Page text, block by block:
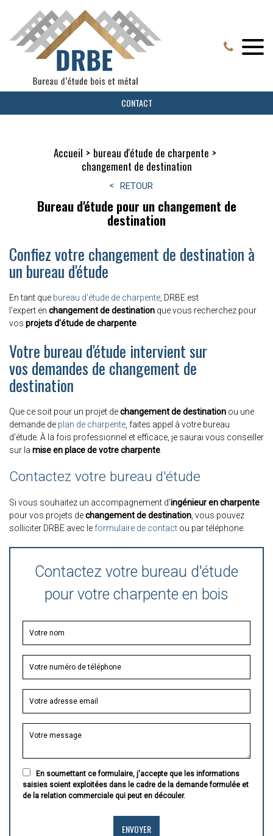
CONTACT
Accueil
bureau d'étude de charpente
changement de destination
RETOUR
Bureau d'étude pour un changement de
destination
Confiez votre changement de destination à
un bureau d'étude
En tant que bureau d'étude de charpente , DRBE est
l'expert en changement de destination que vous recherchez pour
vos projets d'étude de charpente
Votre bureau d'étude intervient sur
vos demandes de changement de
destination
Que ce soit pour un projet dechangement de destination ou une
demande de plan de charpente , faites appel à votre bureau
d'étude. À la fois professionnel et efficace, je saurai vous conseiller
sur la mise en place de votre charpente
Contactez votre bureau d'étude
Si vous souhaitez un accompagnement d'ingénieur en charpente
pour vos projets dechangement de destination , vous pouvez
solliciter DRBE avec le formulaire de contact ou par téléphone.
Contactez votre bureau d'étude
pour votre charpente en bois
En soumettant ce formulaire, j'accepte que les informations
saisies soient exploitées dans le cadre de la demande formulée et
de la relation commerciale qui peut en découler.